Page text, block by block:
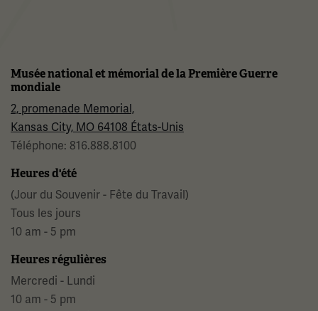
Musée national et mémorial de la Première Guerre
mondiale
2, promenade Memorial,
Kansas City, MO 64108 États-Unis
Téléphone: 816.888.8100
Heures d'été
(Jour du Souvenir - Fête du Travail)
Tous les jours
10 am - 5 pm
Heures régulières
Mercredi - Lundi
10 am - 5 pm